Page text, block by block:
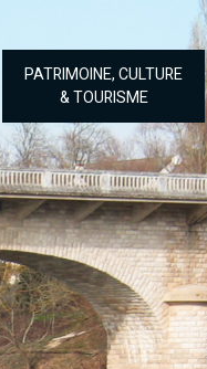
PATRIMOINE, CULTURE
& TOURISME